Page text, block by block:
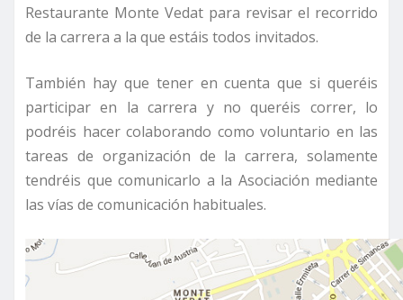
Restaurante Monte Vedat para revisar el recorrido
de la carrera a la que estáis todos invitados.
También hay que tener en cuenta que si queréis
participar en la carrera y no queréis correr, lo
podréis hacer colaborando como voluntario en las
tareas de organización de la carrera, solamente
tendréis que comunicarlo a la Asociación mediante
las vías de comunicación habituales.